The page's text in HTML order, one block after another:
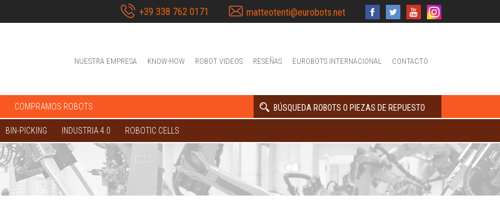
+39 338 762 0171 matteotenti@eurobots.net
NUESTRA EMPRESA KNOW-HOW ROBOT VIDEOS RESEÑAS EUROBOTS INTERNACIONAL CONTACTO
COMPRAMOS ROBOTS BÚSQUEDA ROBOTS O PIEZAS DE REPUESTO
BIN-PICKING INDUSTRIA 4.0 ROBOTIC CELLS